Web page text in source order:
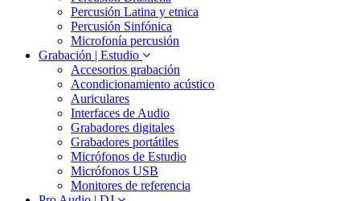
Percusión Latina y etnica
Percusión Sinfónica
Microfonía percusión
Grabación | Estudio
Accesorios grabación
Acondicionamiento acústico
Auriculares
Interfaces de Audio
Grabadores digitales
Grabadores portátiles
Micrófonos de Estudio
Micrófonos USB
Monitores de referencia